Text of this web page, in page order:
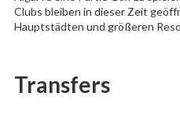
Clubs bleiben in dieser Zeit
Hauptstädten und größeren
Transfers